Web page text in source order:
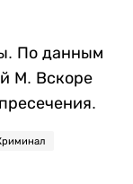
По данным
М. Вскоре